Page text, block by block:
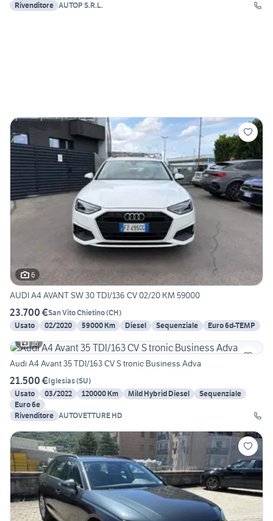
Rivenditore AUTOP S.R.L.
6
AUDI A4 AVANT SW 30 TDI/136 CV 02/20 KM 59000
23.700 €San Vito Chietino(CH)
Usato
02/2020 59000 Km Diesel Sequenziale
Euro 6d-TEMP
16
Audi A4 Avant 35 TDI/163 CV S tronic Business Adva
21.500 €Iglesias(SU)
Usato
03/2022 120000 Km Mild Hybrid Diesel
Sequenziale
Euro 6e
Rivenditore AUTOVETTURE HD